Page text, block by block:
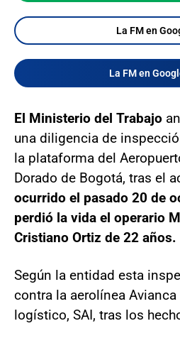
La FM en
La FM en
El Ministerio del Trabajo
una diligencia de
la plataforma del
Dorado de Bogotá, tras el
ocurrido el pasado 20 de
perdió la vida el operario
Cristiano Ortiz de 22 años.
Según la entidad esta
contra la aerolínea
logístico, SAI, tras los